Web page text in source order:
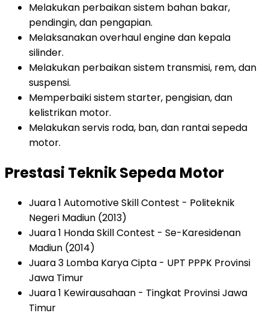
Melakukan perbaikan sistem bahan bakar,
pendingin, dan pengapian.
Melaksanakan overhaul engine dan kepala
silinder.
Melakukan perbaikan sistem transmisi, rem, dan
suspensi.
Memperbaiki sistem starter, pengisian, dan
kelistrikan motor.
Melakukan servis roda, ban, dan rantai sepeda
motor.
Prestasi Teknik Sepeda Motor
Juara 1 Automotive Skill Contest - Politeknik
Negeri Madiun (2013)
Juara 1 Honda Skill Contest - Se-Karesidenan
Madiun (2014)
Juara 3 Lomba Karya Cipta - UPT PPPK Provinsi
Jawa Timur
Juara 1 Kewirausahaan - Tingkat Provinsi Jawa
Timur